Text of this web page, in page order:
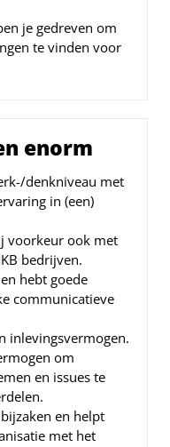
je gedreven om
te vinden voor
enorm
denkniveau met
in (een)
voorkeur ook met
bedrijven.
hebt goede
communicatieve
inlevingsvermogen.
om
en issues te
en helpt
met het